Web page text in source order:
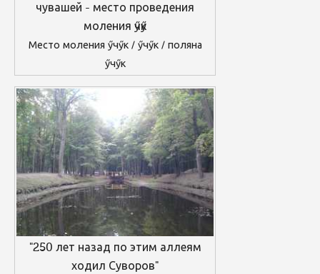
чувашей - место проведения
моления ӳчӳк
Место моления ӳчӳк / ӳчӳк / поляна
ӳчӳк
"250 лет назад по этим аллеям
ходил Суворов"